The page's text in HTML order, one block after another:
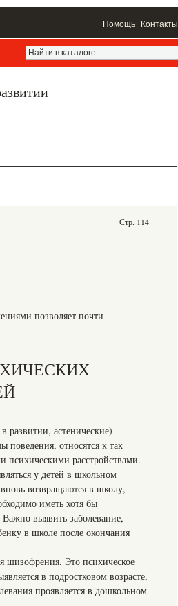
Помощь Контакты
Стр. 114
позволяет почти
развитии, астенические)
поведения, относятся к так
расстройствами.
у детей в школьном
возвращаются в школу,
иметь хотя бы
выявить заболевание,
в школе после окончания
шизофрения. Это психическое
в подростковом возрасте,
проявляется в дошкольном